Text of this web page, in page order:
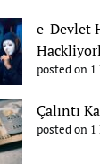
e-Devlet
posted on 1
Çalıntı
posted on 1